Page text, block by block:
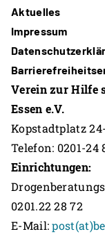
Aktuelles
Impressum
Verein zur Hilfe
Essen e.V.
Kopstadtplatz
Telefon: 0201-24
Einrichtungen:
0201.22 28 72
E-Mail: